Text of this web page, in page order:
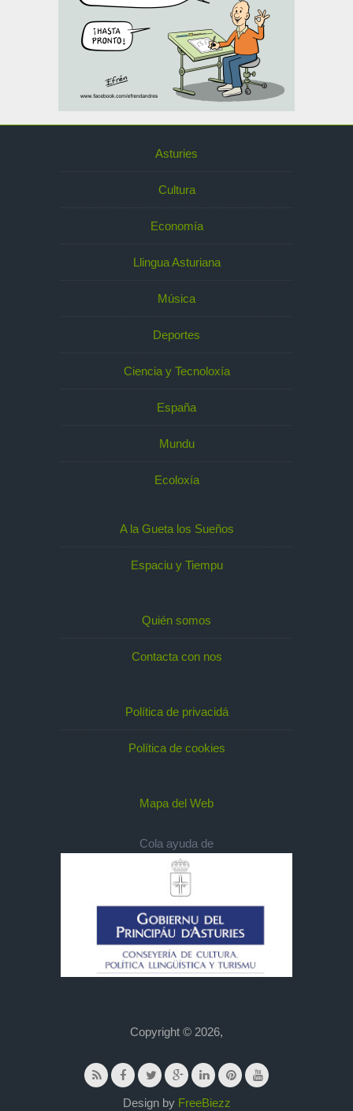
Asturies
Cultura
Economía
Llingua Asturiana
Música
Deportes
Ciencia y Tecnoloxía
España
Mundu
Ecoloxía
A la Gueta los Sueños
Espaciu y Tiempu
Quién somos
Contacta con nos
Política de privacidá
Política de cookies
Mapa del Web
Cola ayuda de
Copyright © 2026,
Design by FreeBiezz